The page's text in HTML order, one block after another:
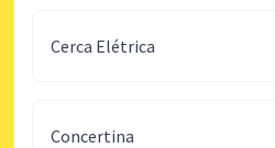
Cerca Elétrica
Concertina